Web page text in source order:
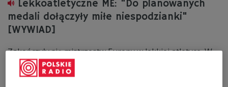
Lekkoatletyczne ME: "Do planowanych
medali dołączyły miłe niespodzianki"
[WYWIAD]
Zakończyły się mistrzostw Europy w lekkiej atletyce. W
Zurychu Polacy zdobyli 12 medali i zajęli w klasyfikacji 6.
miejsce. To najlepszy wynik od 1966 roku, kiedy z
mistrzostw w Budapeszcie Polacy przywieźli 15 krążków.